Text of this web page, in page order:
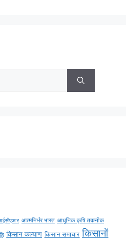
आत्मनिर्भर भारत आधुनिक कृषि तकनीक
किसान कल्याण किसान समाचार किसानों